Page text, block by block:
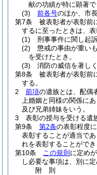
献の功績が特に顕著
(3)
前各号のほか、市
第7条
被表彰者が表彰前
するに至ったときは、
(1)
刑事事件に関し起
(2)
懲戒の事由が重い
を受けたとき。
(3)
消防の威信を著し
第8条
被表彰者が表彰前
する。
2
前項の遺族とは、配偶
上婚姻と同様の関係に
及び兄弟姉妹をいう。
3
表彰の授与を受ける遺
第9条
第2条の表彰程度
表彰することが適当で
れを表彰することができ
第10条
この規則 に定め
し必要な事項は、別に定
附 則